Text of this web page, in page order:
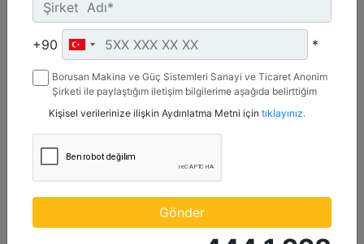
C13D
Maksimum Güç :
690 hp - 515 kW
+90 *
Borusan Makina ve Güç Sistemleri Sanayi ve Ticaret Anonim
Şirketi ile paylaştığım iletişim bilgilerime aşağıda belirttiğim
mesaj gönderilmesine izin veriyorum.
Kişisel verilerinize ilişkin Aydınlatma Metni için tıklayınız.
Gönder